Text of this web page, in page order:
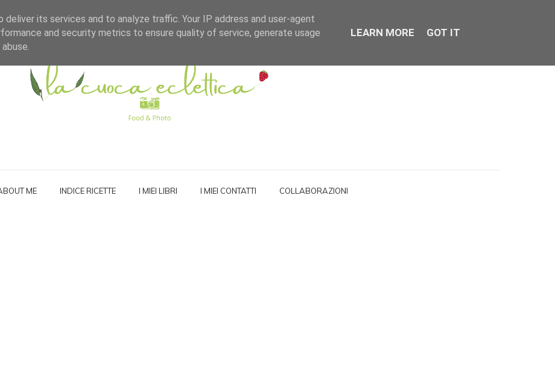
ME INDICE RICETTE I MIEI LIBRI I MIEI CONTATTI COLLABORAZIONI
its services and to analyze traffic. Your IP address and user-agent
and security metrics to ensure quality of service, generate usage
LEARN MORE GOT IT